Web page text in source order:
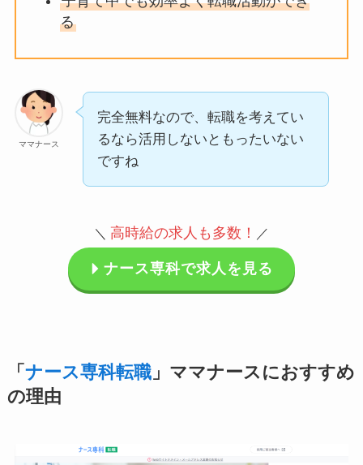
る
ママナース
完全無料なので、転職を考えてい
るなら活用しないともったいない
ですね
＼ 高時給の求人も多数 ！ ／
ナース専科で求人を見る
「 ナース専科転職」ママナースにおすすめ
の理由